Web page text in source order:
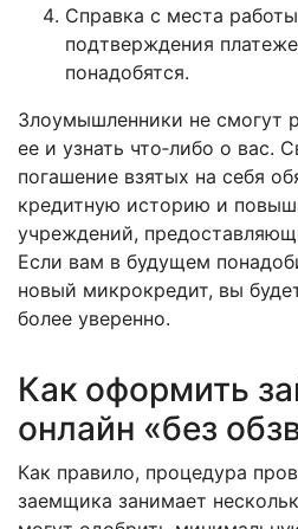
Справка с места
подтверждения
понадобятся.
Злоумышленники не смогут
ее и узнать что‑либо о вас.
погашение взятых на себя
кредитную историю и
учреждений,
Если вам в будущем
новый микрокредит, вы
более уверенно.
Как оформить
онлайн «без
Как правило, процедура
заемщика занимает